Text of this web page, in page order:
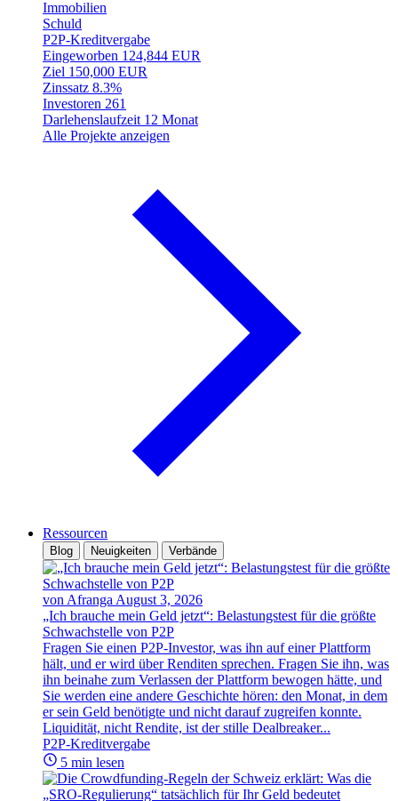
Immobilien
Schuld
P2P-Kreditvergabe
Eingeworben 124,844 EUR
Ziel 150,000 EUR
Zinssatz 8.3%
Investoren 261
Darlehenslaufzeit 12 Monat
Alle Projekte anzeigen
Ressourcen
Blog Neuigkeiten Verbände
von Afranga August 3, 2026
„Ich brauche mein Geld jetzt“: Belastungstest für die größte
Schwachstelle von P2P
Fragen Sie einen P2P-Investor, was ihn auf einer Plattform
hält, und er wird über Renditen sprechen. Fragen Sie ihn, was
ihn beinahe zum Verlassen der Plattform bewogen hätte, und
Sie werden eine andere Geschichte hören: den Monat, in dem
er sein Geld benötigte und nicht darauf zugreifen konnte.
Liquidität, nicht Rendite, ist der stille Dealbreaker...
P2P-Kreditvergabe
5 min lesen